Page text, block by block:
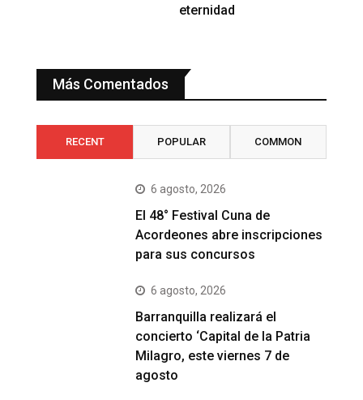
eternidad
Más Comentados
RECENT POPULAR COMMON
6 agosto, 2026
El 48° Festival Cuna de
Acordeones abre inscripciones
para sus concursos
6 agosto, 2026
Barranquilla realizará el
concierto ‘Capital de la Patria
Milagro, este viernes 7 de
agosto